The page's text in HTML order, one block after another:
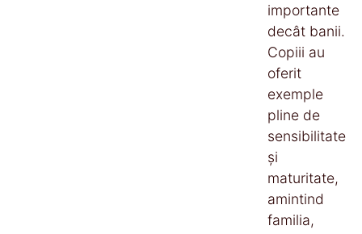
importante
decât banii.
Copiii au
oferit
exemple
pline de
sensibilitate
și
maturitate,
amintind
familia,